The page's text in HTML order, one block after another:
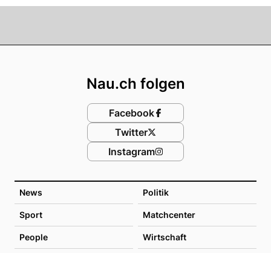
News Politik
Sport Matchcenter
People Wirtschaft
Nau.ch folgen
Facebook
Twitter
Instagram